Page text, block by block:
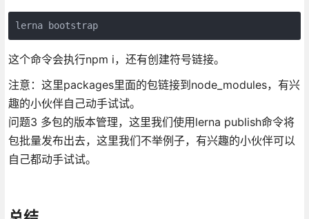
lerna bootstrap
这个命令会执行npm i，还有创建符号链接。
注意：这里packages里面的包链接到node_modules，有兴
趣的小伙伴自己动手试试。
问题3 多包的版本管理，这里我们使用lerna publish命令将
包批量发布出去，这里我们不举例子，有兴趣的小伙伴可以
自己都动手试试。